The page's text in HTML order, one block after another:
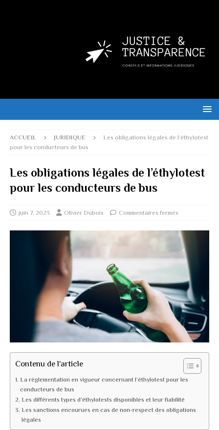
ACCUEIL JURIDIQUE
Les obligations légales de l’éthylotest
pour les conducteurs de bus
Les obligations légales de l’éthylotest
pour les conducteurs de bus
juin 7, 2023 Olivier Dubois Commentaires fermés
Contenu de l'article
La réglementation en vigueur concernant l’éthylotest pour les
conducteurs de bus
Les différents types d’éthylotests disponibles et leur fiabilité
Les sanctions encourues en cas de non-respect des obligations
légales